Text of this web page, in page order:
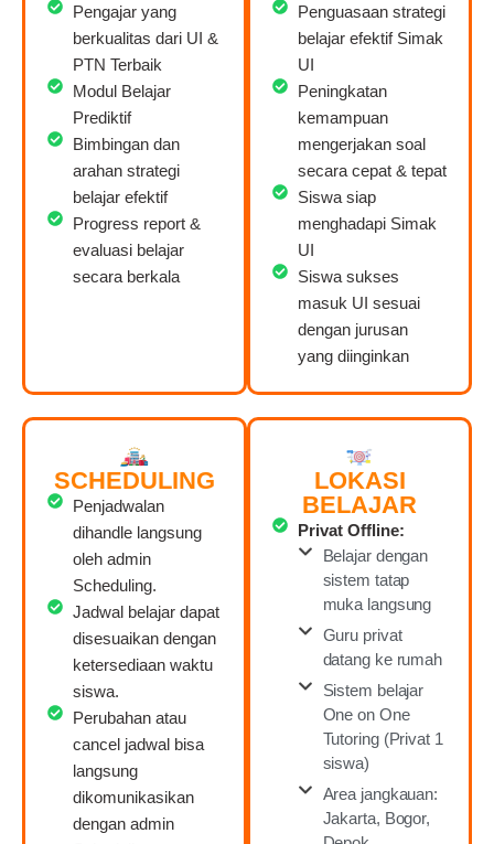
Pengajar yang
berkualitas dari UI &
PTN Terbaik
Modul Belajar
Prediktif
Bimbingan dan
arahan strategi
belajar efektif
Progress report &
evaluasi belajar
secara berkala
Penguasaan strategi
belajar efektif Simak
UI
Peningkatan
kemampuan
mengerjakan soal
secara cepat & tepat
Siswa siap
menghadapi Simak
UI
Siswa sukses
masuk UI sesuai
dengan jurusan
yang diinginkan
SCHEDULING
Penjadwalan
dihandle langsung
oleh admin
Scheduling.
Jadwal belajar dapat
disesuaikan dengan
ketersediaan waktu
siswa.
Perubahan atau
cancel jadwal bisa
langsung
dikomunikasikan
dengan admin
LOKASI
BELAJAR
Privat Offline:
Belajar dengan
sistem tatap
muka langsung
Guru privat
datang ke rumah
Sistem belajar
One on One
Tutoring (Privat 1
siswa)
Area jangkauan:
Jakarta, Bogor,